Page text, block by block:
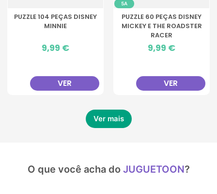
PUZZLE 104 PEÇAS DISNEY
MINNIE
Preço
9,99 €
VER
5A
PUZZLE 60 PEÇAS DISNEY
MICKEY E THE ROADSTER
RACER
Preço
9,99 €
VER
Ver mais
O que você acha do JUGUETOON?